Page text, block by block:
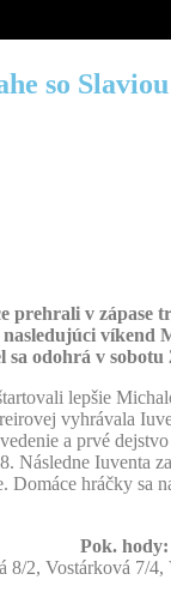
so Slaviou
prehrali v zápase
odohrá v
lepšie
vyhrávala
a prvé
Následne Iuventa
Domáce hráčky
Pok. hody:
8/2, Vostárková 7/